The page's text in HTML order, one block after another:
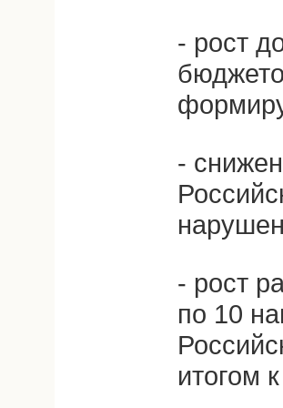
- рост
-
- рост
по 10
итогом